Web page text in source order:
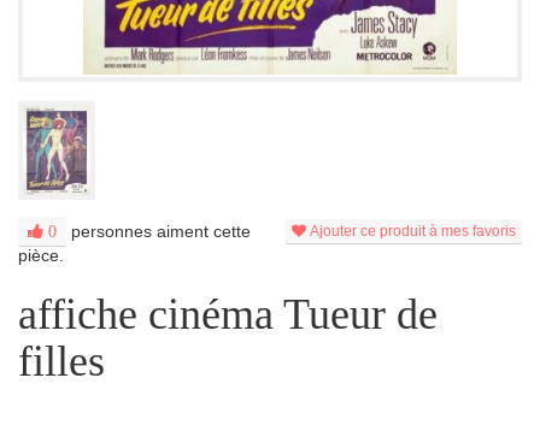
Ajouter ce produit à mes favoris
0
personnes aiment cette
pièce.
affiche cinéma Tueur de
filles